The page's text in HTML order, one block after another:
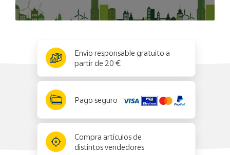
Envío responsable gratuito a
partir de 20 €
Pago seguro
Compra artículos de
distintos vendedores